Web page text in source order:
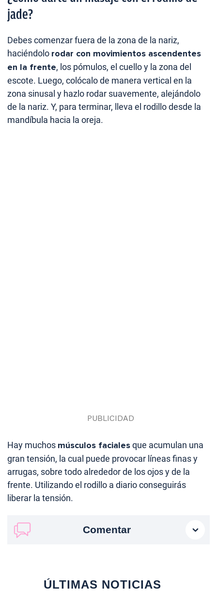
jade?
Debes comenzar fuera de la zona de la nariz,
haciéndolo rodar con movimientos ascendentes
en la frente, los pómulos, el cuello y la zona del
escote. Luego, colócalo de manera vertical en la
zona sinusal y hazlo rodar suavemente, alejándolo
de la nariz. Y, para terminar, lleva el rodillo desde la
mandíbula hacia la oreja.
Hay muchos músculos facialesque acumulan una
gran tensión, la cual puede provocar líneas finas y
arrugas, sobre todo alrededor de los ojos y de la
frente. Utilizando el rodillo a diario conseguirás
liberar la tensión.
Comentar
ÚLTIMAS NOTICIAS